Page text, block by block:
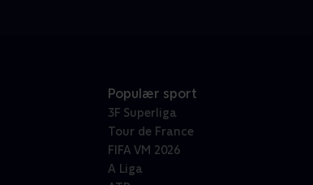
Populær sport
3F Superliga
Tour de France
FIFA VM 2026
A Liga